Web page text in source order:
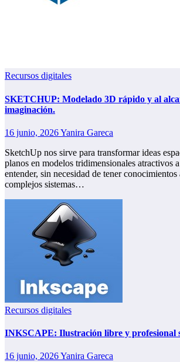
Recursos digitales
SKETCHUP: Modelado 3D rápido y al
imaginación.
16 junio, 2026Yanira Gareca
SketchUp nos sirve para transformar ideas
planos en modelos tridimensionales atractivos
entender, sin necesidad de tener conocimientos
complejos sistemas…
Recursos digitales
INKSCAPE: Ilustración libre y profesional
16 junio, 2026Yanira Gareca